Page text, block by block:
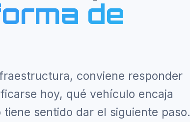
de
conviene responder
hoy, qué vehículo encaja
sentido dar el siguiente paso.